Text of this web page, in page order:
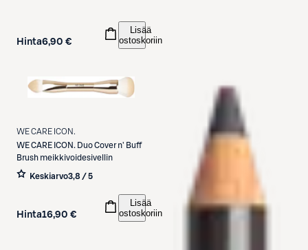
Hinta6,90 €
Lisää
ostoskoriin
WE CARE ICON.
WE CARE ICON. Duo Cover n' Buff
Brush meikkivoidesivellin
Keskiarvo3,8 / 5
Hinta16,90 €
Lisää
ostoskoriin